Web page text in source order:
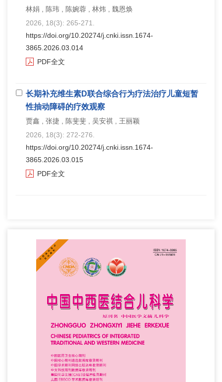
林娟 , 陈玮 , 陈婉蓉 , 林炜 , 魏恩焕
2026, 18(3): 265-271.
https://doi.org/10.20274/j.cnki.issn.1674-
3865.2026.03.014
PDF全文
长期补充维生素D联合综合行为疗法治疗儿童短暂
性抽动障碍的疗效观察
贾鑫 , 张捷 , 陈斐斐 , 吴安祺 , 王丽颖
2026, 18(3): 272-276.
https://doi.org/10.20274/j.cnki.issn.1674-
3865.2026.03.015
PDF全文